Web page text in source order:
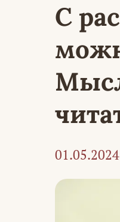
С
01.05.2024